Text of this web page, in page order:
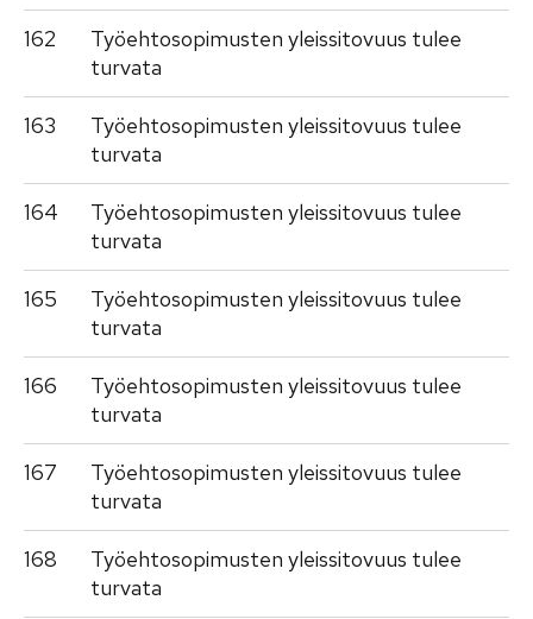
162
Työehtosopimusten yleissitovuus tulee
turvata
163
Työehtosopimusten yleissitovuus tulee
turvata
164
Työehtosopimusten yleissitovuus tulee
turvata
165
Työehtosopimusten yleissitovuus tulee
turvata
166
Työehtosopimusten yleissitovuus tulee
turvata
167
Työehtosopimusten yleissitovuus tulee
turvata
168
Työehtosopimusten yleissitovuus tulee
turvata